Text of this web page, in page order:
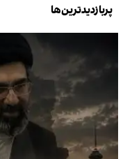
پربازدیدترین‌ها